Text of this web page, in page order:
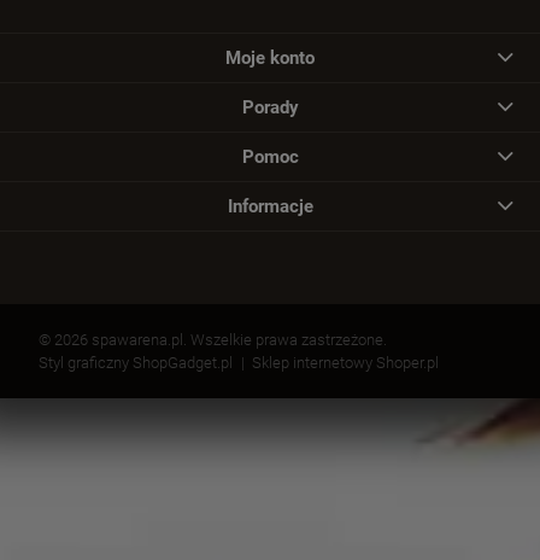
Moje konto
Porady
Pomoc
Informacje
© 2026 spawarena.pl. Wszelkie prawa zastrzeżone.
Styl graficzny ShopGadget.pl
Sklep internetowy Shoper.pl